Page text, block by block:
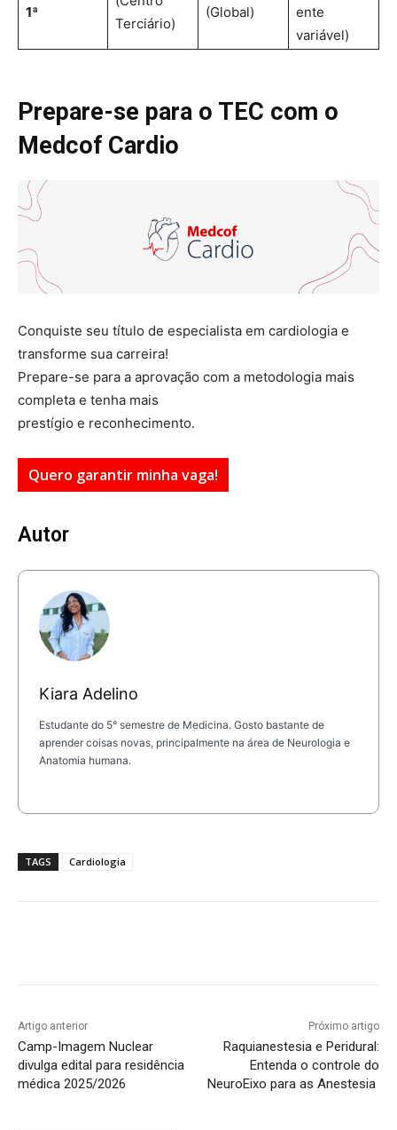
1ª
Terciário)
(Global)
ente
variável)
Prepare-se para o TEC com o
Medcof Cardio
Conquiste seu título de especialista em cardiologia e
transforme sua carreira!
Prepare-se para a aprovação com a metodologia mais
completa e tenha mais
prestígio e reconhecimento.
Quero garantir minha vaga!
Autor
Kiara Adelino
Estudante do 5° semestre de Medicina. Gosto bastante de
aprender coisas novas, principalmente na área de Neurologia e
Anatomia humana.
TAGS Cardiologia
Artigo anterior
Camp-Imagem Nuclear
divulga edital para residência
médica 2025/2026
Próximo artigo
Raquianestesia e Peridural:
Entenda o controle do
NeuroEixo para as Anestesia